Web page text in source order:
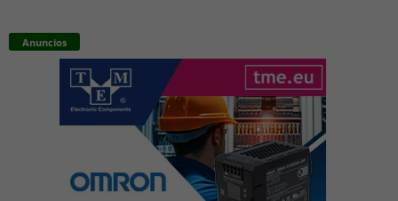
Anuncios